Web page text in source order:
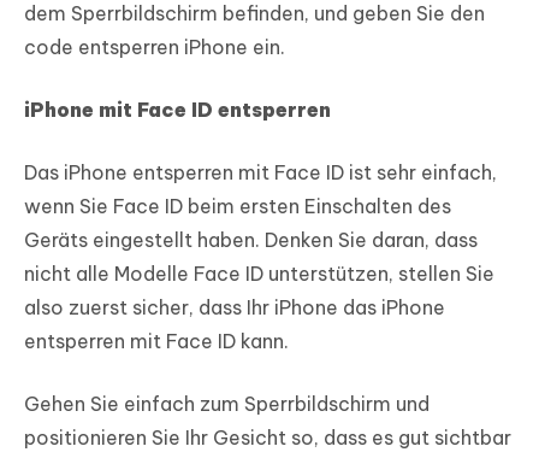
dem Sperrbildschirm befinden, und geben Sie den
code entsperren iPhone ein.
iPhone mit Face ID entsperren
Das iPhone entsperren mit Face ID ist sehr einfach,
wenn Sie Face ID beim ersten Einschalten des
Geräts eingestellt haben. Denken Sie daran, dass
nicht alle Modelle Face ID unterstützen, stellen Sie
also zuerst sicher, dass Ihr iPhone das iPhone
entsperren mit Face ID kann.
Gehen Sie einfach zum Sperrbildschirm und
positionieren Sie Ihr Gesicht so, dass es gut sichtbar